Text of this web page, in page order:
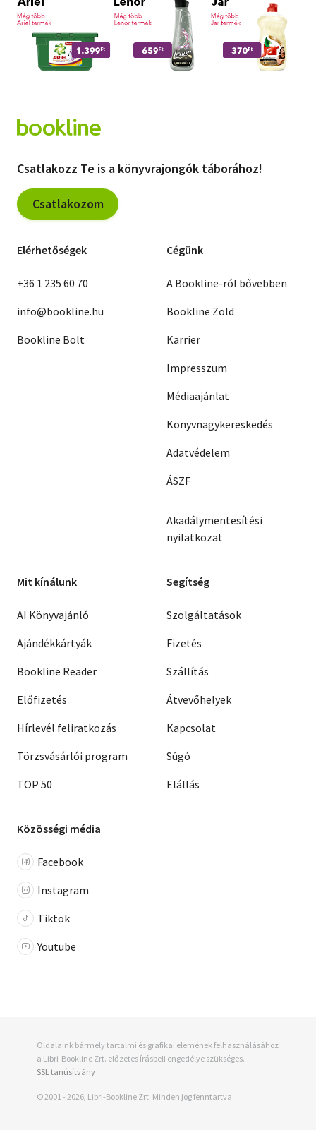
Csatlakozz Te is a könyvrajongók táborához!
Csatlakozom
Elérhetőségek
+36 1 235 60 70
info@bookline.hu
Bookline Bolt
Cégünk
A Bookline-ról bővebben
Bookline Zöld
Karrier
Impresszum
Médiaajánlat
Könyvnagykereskedés
Adatvédelem
ÁSZF
Akadálymentesítési
nyilatkozat
Mit kínálunk
AI Könyvajánló
Ajándékkártyák
Bookline Reader
Előfizetés
Hírlevél feliratkozás
Törzsvásárlói program
TOP 50
Segítség
Szolgáltatások
Fizetés
Szállítás
Átvevőhelyek
Kapcsolat
Súgó
Elállás
Közösségi média
Facebook
Instagram
Tiktok
Youtube
Oldalaink bármely tartalmi és grafikai elemének felhasználásához
a Libri-Bookline Zrt. előzetes írásbeli engedélye szükséges.
SSL tanúsítvány
© 2001 - 2026, Libri-Bookline Zrt. Minden jog fenntartva.